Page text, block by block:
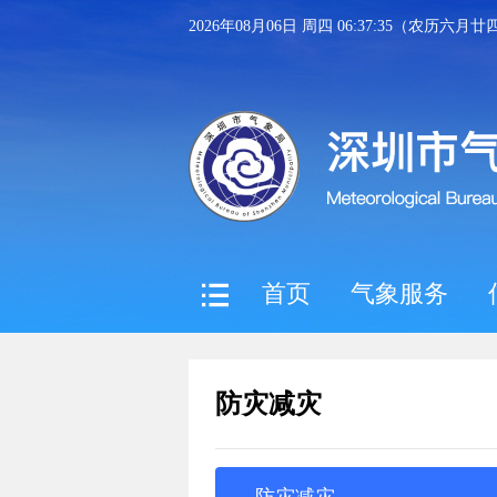
2026年08月06日 周四 06:37:36（农历六月廿
首页 气象服务
防灾减灾